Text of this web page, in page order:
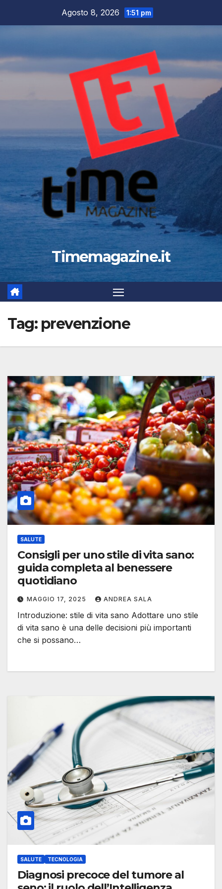
Agosto 8, 2026 1:51 pm
Timemagazine.it
Tag: prevenzione
SALUTE
Consigli per uno stile di vita sano:
guida completa al benessere
quotidiano
MAGGIO 17, 2025 ANDREA SALA
Introduzione: stile di vita sano Adottare uno stile
di vita sano è una delle decisioni più importanti
che si possano…
SALUTE TECNOLOGIA
Diagnosi precoce del tumore al